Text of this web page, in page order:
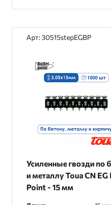
Арт: 30515stepEGBP
Усиленные гвозди по
и металлу Toua CN EG
Point - 15 мм